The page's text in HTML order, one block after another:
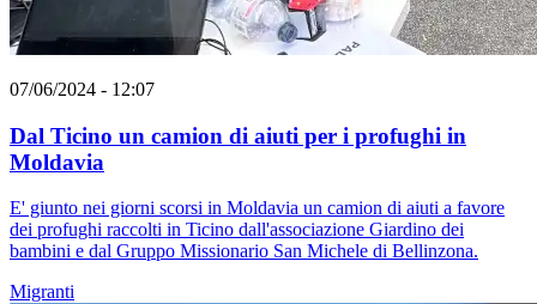
07/06/2024 - 12:07
Dal Ticino un camion di aiuti per i profughi in
Moldavia
E' giunto nei giorni scorsi in Moldavia un camion di aiuti a favore
dei profughi raccolti in Ticino dall'associazione Giardino dei
bambini e dal Gruppo Missionario San Michele di Bellinzona.
Migranti